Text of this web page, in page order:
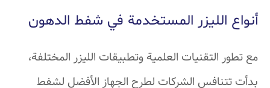
أنواع الليزر المستخدمة في شفط الدهون
مع تطور التقنيات العلمية وتطبيقات الليزر المختلفة،
بدأت تتنافس الشركات لطرح الجهاز الأفضل لشفط